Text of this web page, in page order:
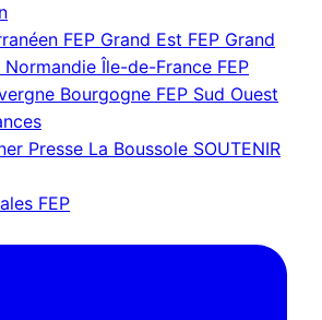
FEP Grand Est FEP Grand
Normandie Île-de-France FEP
Bourgogne FEP Sud Ouest
Presse La Boussole SOUTENIR
FEP